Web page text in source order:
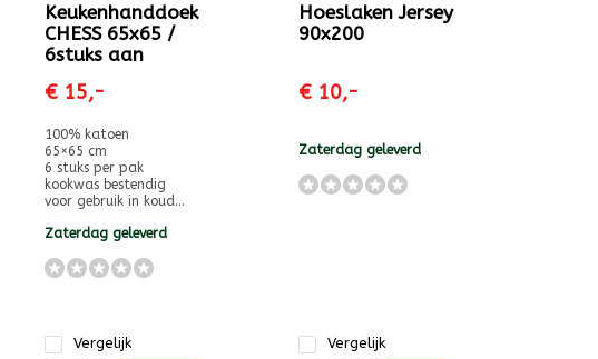
Keukenhanddoek
CHESS 65x65 /
6stuks aan
€ 15,-
100% katoen
65×65 cm
6 stuks per pak
kookwas bestendig
voor gebruik in koud...
Zaterdag geleverd
Vergelijk
Hoeslaken Jersey
90x200
€ 10,-
Zaterdag geleverd
Vergelijk